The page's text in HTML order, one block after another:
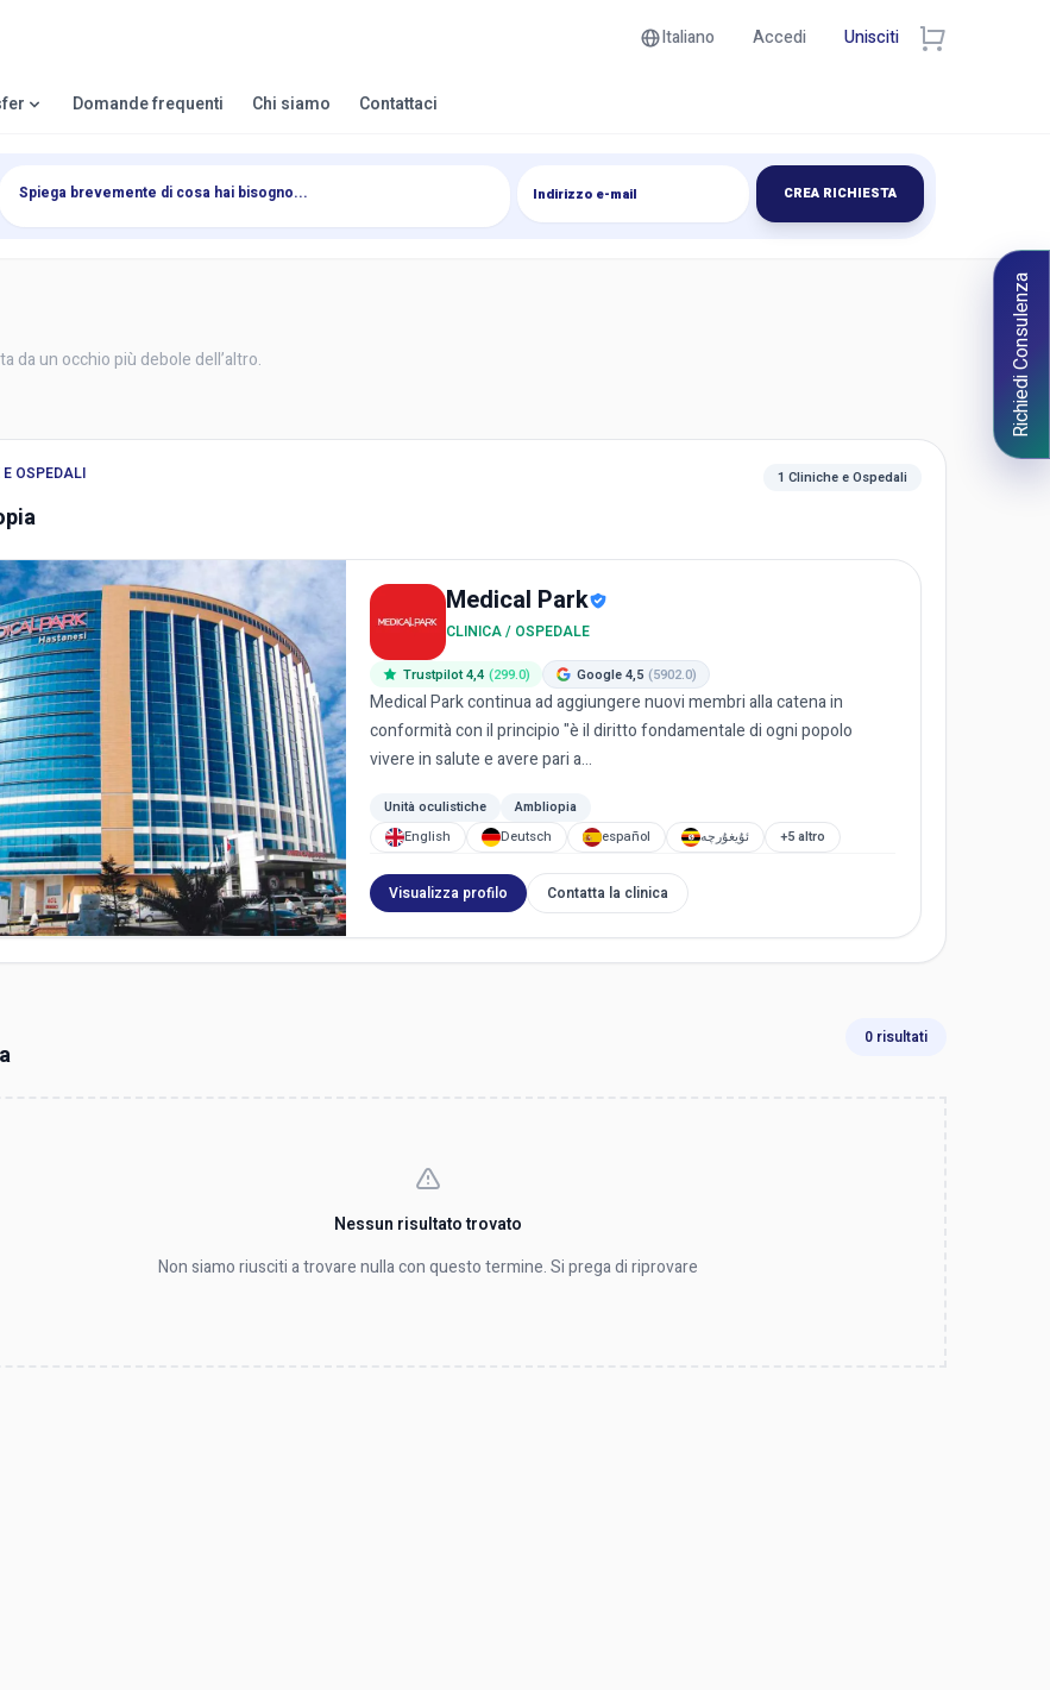
Italiano Accedi Unisciti
Domande frequenti Chi siamo Contattaci
CREA RICHIESTA
Richiedi Consulenza
da un occhio più debole dell’altro.
OSPEDALI 1 Cliniche e Ospedali
Medical Park
CLINICA / OSPEDALE
Trustpilot 4,4 (299.0) Google 4,5 (5902.0)
Medical Park continua ad aggiungere nuovi membri alla catena in
conformità con il principio "è il diritto fondamentale di ogni popolo
vivere in salute e avere pari a...
Unità oculistiche
Ambliopia
English
Deutsch español ئۇيغۇرچە +5 altro
Visualizza profilo Contatta la clinica
0 risultati
Nessun risultato trovato
Non siamo riusciti a trovare nulla con questo termine. Si prega di riprovare